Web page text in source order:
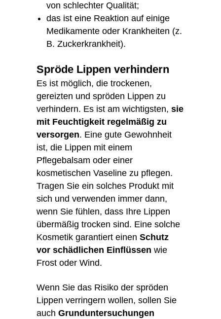
von schlechter Qualität;
das ist eine Reaktion auf einige
Medikamente oder Krankheiten (z.
B. Zuckerkrankheit).
Spröde Lippen verhindern
Es ist möglich, die trockenen,
gereizten und spröden Lippen zu
verhindern. Es ist am wichtigsten, sie
mit Feuchtigkeit regelmäßig zu
versorgen. Eine gute Gewohnheit
ist, die Lippen mit einem
Pflegebalsam oder einer
kosmetischen Vaseline zu pflegen.
Tragen Sie ein solches Produkt mit
sich und verwenden immer dann,
wenn Sie fühlen, dass Ihre Lippen
übermäßig trocken sind. Eine solche
Kosmetik garantiert einen Schutz
vor schädlichen Einflüssen wie
Frost oder Wind.
Wenn Sie das Risiko der spröden
Lippen verringern wollen, sollen Sie
auch Grunduntersuchungen